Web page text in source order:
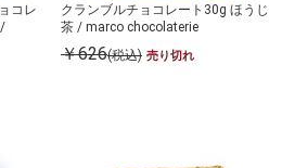
コレ
クランブルチョコレート30g ほうじ
茶 / marco chocolaterie
￥626(税込) 売り切れ